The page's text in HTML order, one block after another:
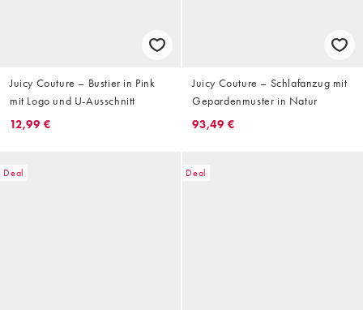
Juicy Couture – Bustier in Pink
mit Logo und U-Ausschnitt
12,99 €
Juicy Couture – Schlafanzug mit
Gepardenmuster in Natur
93,49 €
Deal Deal